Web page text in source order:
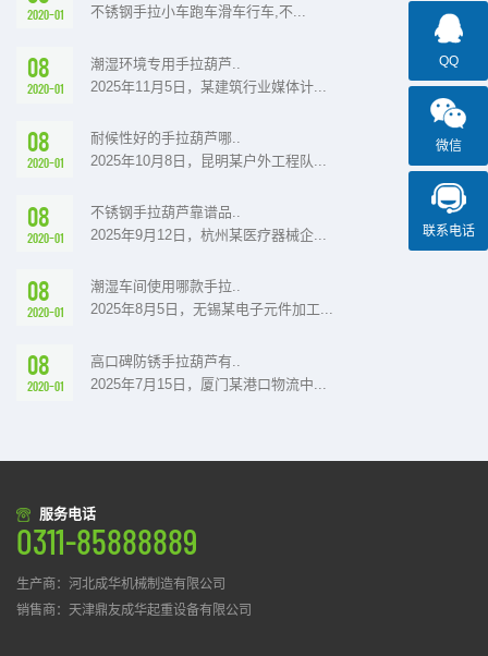
2020-01
不锈钢手拉小车跑车滑车行车,不...
08
2020-01
潮湿环境专用手拉葫芦..
2025年11月5日，某建筑行业媒体计...
08
2020-01
耐候性好的手拉葫芦哪..
2025年10月8日，昆明某户外工程队...
08
2020-01
不锈钢手拉葫芦靠谱品..
2025年9月12日，杭州某医疗器械企...
08
2020-01
潮湿车间使用哪款手拉..
2025年8月5日，无锡某电子元件加工...
08
2020-01
高口碑防锈手拉葫芦有..
2025年7月15日，厦门某港口物流中...
服务电话
0311-85888889
生产商：河北成华机械制造有限公司
销售商：天津鼎友成华起重设备有限公司
QQ
微信
联系电话